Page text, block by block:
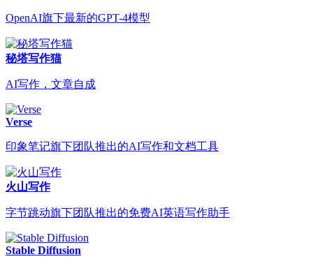
OpenAI旗下最新的GPT-4模型
秘塔写作猫
AI写作，文章自成
Verse
印象笔记旗下团队推出的AI写作和文档工具
火山写作
字节跳动旗下团队推出的免费AI英语写作助手
Stable Diffusion